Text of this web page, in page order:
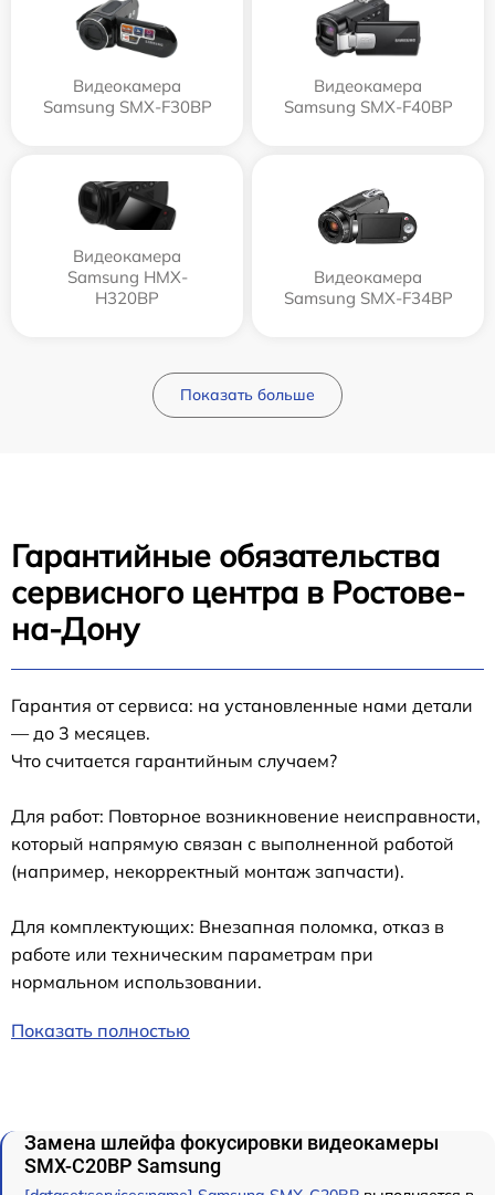
Видеокамера
Samsung SMX-F30BP
Видеокамера
Samsung SMX-F40BP
Видеокамера
Samsung HMX-
H320BP
Видеокамера
Samsung SMX-F34BP
Показать больше
Гарантийные обязательства
сервисного центра в Ростове-
на-Дону
Гарантия от сервиса: на установленные нами детали
— до 3 месяцев.
Что считается гарантийным случаем?
Для работ: Повторное возникновение неисправности,
который напрямую связан с выполненной работой
(например, некорректный монтаж запчасти).
Для комплектующих: Внезапная поломка, отказ в
работе или техническим параметрам при
нормальном использовании.
Показать полностью
Замена шлейфа фокусировки видеокамеры
SMX-C20BP Samsung